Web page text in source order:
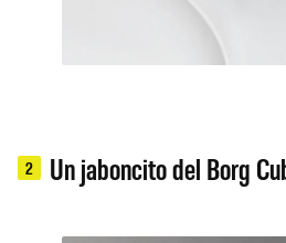
2 Un jaboncito del Borg